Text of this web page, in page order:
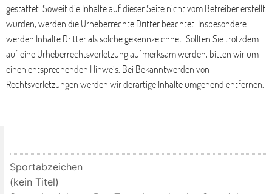
gestattet. Soweit die Inhalte auf dieser Seite nicht vom Betreiber erstellt
wurden, werden die Urheberrechte Dritter beachtet. Insbesondere
werden Inhalte Dritter als solche gekennzeichnet. Sollten Sie trotzdem
auf eine Urheberrechtsverletzung aufmerksam werden, bitten wir um
einen entsprechenden Hinweis. Bei Bekanntwerden von
Rechtsverletzungen werden wir derartige Inhalte umgehend entfernen.
Sportabzeichen
(kein Titel)